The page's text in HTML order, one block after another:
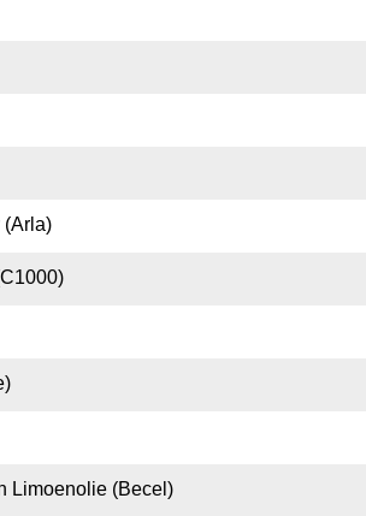
(Arla)
Limoenolie (Becel)